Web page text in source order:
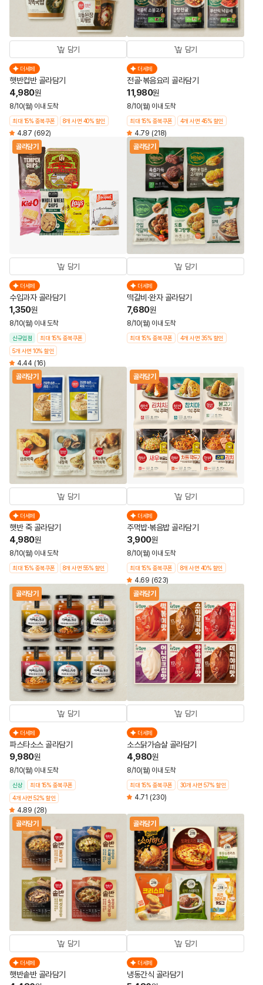
담기
더세페
햇반컵반 골라담기
4,980원
8/10(월) 이내 도착
최대 15% 중복쿠폰 8개 사면 40% 할인
4.87 (692)
담기
더세페
전골·볶음요리 골라담기
11,980원
8/10(월) 이내 도착
최대 15% 중복쿠폰 4개 사면 45% 할인
4.79 (218)
골라담기
담기
더세페
수입과자 골라담기
1,350원
8/10(월) 이내 도착
신규입점
최대 15% 중복쿠폰
5개 사면 10% 할인
4.44 (16)
골라담기
담기
더세페
떡갈비·완자 골라담기
7,680원
8/10(월) 이내 도착
최대 15% 중복쿠폰 4개 사면 35% 할인
골라담기
담기
더세페
햇반 죽 골라담기
4,980원
8/10(월) 이내 도착
최대 15% 중복쿠폰 8개 사면 55% 할인
골라담기
담기
더세페
주먹밥·볶음밥 골라담기
3,900원
8/10(월) 이내 도착
최대 15% 중복쿠폰 8개 사면 40% 할인
4.69 (623)
골라담기
담기
더세페
파스타소스 골라담기
9,980원
8/10(월) 이내 도착
신상
최대 15% 중복쿠폰
4개 사면 52% 할인
4.89 (28)
골라담기
담기
더세페
소스닭가슴살 골라담기
4,980원
8/10(월) 이내 도착
최대 15% 중복쿠폰 30개 사면 57% 할인
4.71 (230)
골라담기
담기
더세페
햇반솥반 골라담기
골라담기
담기
더세페
냉동간식 골라담기